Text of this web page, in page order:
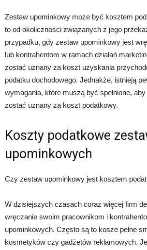
Zestaw upominkowy może być kosztem
to od okoliczności związanych z jego
przypadku, gdy zestaw upominkowy jest
lub kontrahentom w ramach działań
zostać uznany za koszt uzyskania
podatku dochodowego. Jednakże, istnieją
wymagania, które muszą być spełnione,
zostać uznany za koszt podatkowy.
Koszty podatkowe
upominkowych
Czy zestaw upominkowy jest kosztem
W dzisiejszych czasach coraz więcej firm
wręczanie swoim pracownikom i
upominkowych. Często są to kosze pełne
kosmetyków czy gadżetów reklamowych.